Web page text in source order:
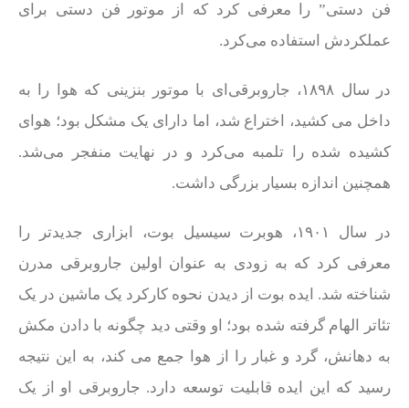
فن دستی” را معرفی کرد که از موتور فن دستی برای
عملکردش استفاده می‌کرد.
در سال ۱۸۹۸، جاروبرقی‌ای با موتور بنزینی که هوا را به
داخل می‌ کشید، اختراع شد، اما دارای یک مشکل بود؛ هوای
کشیده شده را تلمبه می‌کرد و در نهایت منفجر می‌شد.
همچنین اندازه بسیار بزرگی داشت.
در سال ۱۹۰۱، هوبرت سیسیل بوت، ابزاری جدیدتر را
معرفی کرد که به زودی به عنوان اولین جاروبرقی مدرن
شناخته شد. ایده بوت از دیدن نحوه کارکرد یک ماشین در یک
تئاتر الهام گرفته شده بود؛ او وقتی دید چگونه با دادن مکش
به دهانش، گرد و غبار را از هوا جمع می‌ کند، به این نتیجه
رسید که این ایده قابلیت توسعه دارد. جاروبرقی او از یک